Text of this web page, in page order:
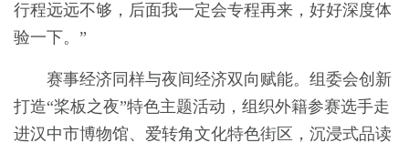
行程远远不够，后面我一定会专程再来，好好深度体
验一下。”
赛事经济同样与夜间经济双向赋能。组委会创新
打造“桨板之夜”特色主题活动，组织外籍参赛选手走
进汉中市博物馆、爱转角文化特色街区，沉浸式品读